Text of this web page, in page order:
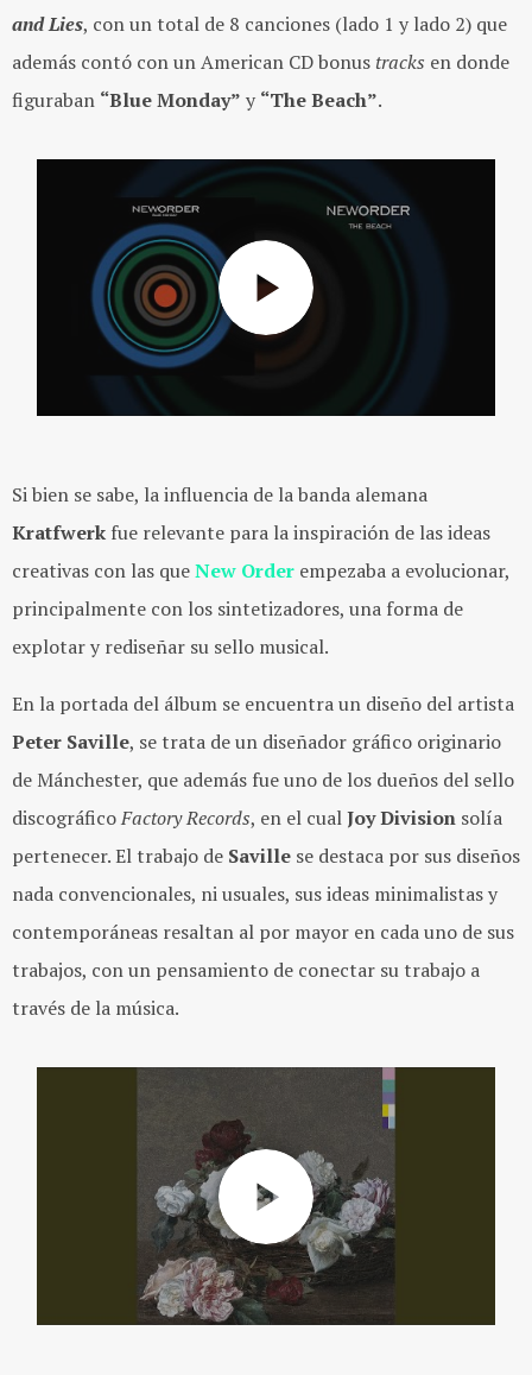
and Lies, con un total de 8 canciones (lado 1 y lado 2) que
además contó con un American CD bonus tracks en donde
figuraban “Blue Monday” y “The Beach”.
Si bien se sabe, la influencia de la banda alemana
Kratfwerk fue relevante para la inspiración de las ideas
creativas con las queNew Order empezaba a evolucionar,
principalmente con los sintetizadores, una forma de
explotar y rediseñar su sello musical.
En la portada del álbum se encuentra un diseño del artista
Peter Saville, se trata de un diseñador gráfico originario
de Mánchester, que además fue uno de los dueños del sello
discográficoFactory Records, en el cualJoy Division solía
pertenecer. El trabajo de Saville se destaca por sus diseños
nada convencionales, ni usuales, sus ideas minimalistas y
contemporáneas resaltan al por mayor en cada uno de sus
trabajos, con un pensamiento de conectar su trabajo a
través de la música.